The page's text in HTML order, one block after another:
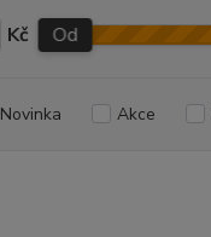
Kč Od
Novinka Akce